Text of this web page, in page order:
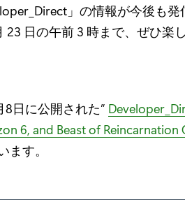
」の情報が今後も
23 日の午前 3 時まで、ぜひ楽
8日に公開された”
6, and Beast of
ます。